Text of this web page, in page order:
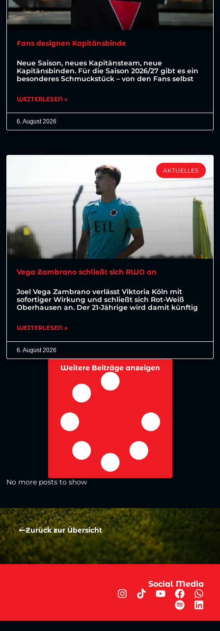
Fans designen Kapitänsbinde
Neue Saison, neues Kapitänsteam, neue
Kapitänsbinden. Für die Saison 2026/27 gibt es ein
besonderes Schmuckstück – von den Fans selbst
WEITERLESEN »
6. August 2026
AKTUELLES
Vega Zambrano schließt sich RWO an
Joel Vega Zambrano verlässt Viktoria Köln mit
sofortiger Wirkung und schließt sich Rot-Weiß
Oberhausen an. Der 21-Jährige wird damit künftig
WEITERLESEN »
6. August 2026
Weitere Beiträge anzeigen
No more posts to show
Zurück zur Übersicht
Social Media